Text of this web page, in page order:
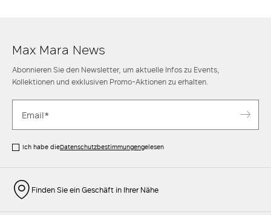
Max Mara News
Abonnieren Sie den Newsletter, um aktuelle Infos zu Events,
Kollektionen und exklusiven Promo-Aktionen zu erhalten.
Ich habe dieDatenschutzbestimmungengelesen
Finden Sie ein Geschäft in Ihrer Nähe